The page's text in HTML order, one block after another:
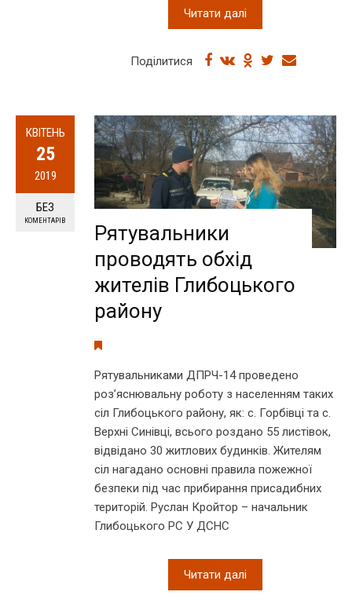
Читати далі
Поділитися
КВІТЕНЬ
25
2019
БЕЗ
КОМЕНТАРІВ
Рятувальники
проводять обхід
жителів Глибоцького
району
Рятувальниками ДПРЧ-14 проведено
роз’яснювальну роботу з населенням таких
сіл Глибоцького району, як: с. Горбівці та с.
Верхні Синівці, всього роздано 55 листівок,
відвідано 30 житлових будинків. Жителям
сіл нагадано основні правила пожежної
безпеки під час прибирання присадибних
територій. Руслан Кройтор – начальник
Глибоцького РС У ДСНС
Читати далі